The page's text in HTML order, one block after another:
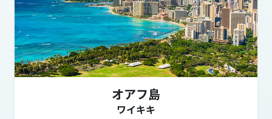
オアフ島
ワイキキ